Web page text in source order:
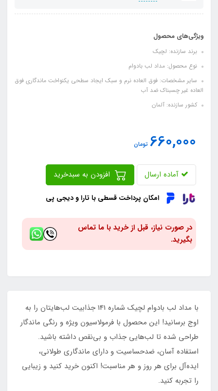
ویژگی‌های محصول
برند سازنده: لچیک
نوع محصول: مداد لب بادوام
سایر مشخصات: فوق العاده نرم و سبک ایجاد سطحی یکنواخت ماندگاری فوق
العاده غیر چسبناک ضد آب
کشور سازنده: آلمان
660,000 تومان
آماده ارسال
امکان پرداخت قسطی با تارا و دیجی پی
در صورت نیاز، قبل از خرید با ما تماس
بگیرید.
با مداد لب بادوام لچیک شماره 141 جذابیت لب‌هایتان را به
اوج برسانید! این محصول با فرمولاسیون ویژه و رنگی ماندگار
طراحی شده تا لب‌هایی جذاب و بی‌نقص داشته باشید.
استفاده آسان، ضد‌حساسیت و دارای ماندگاری طولانی،
ایده‌آل برای هر روز و هر مناسبت! اکنون خرید کنید و زیبایی
را تجربه کنید.